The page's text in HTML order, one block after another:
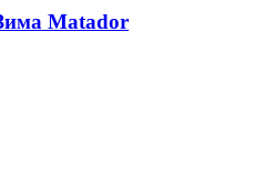
Matador